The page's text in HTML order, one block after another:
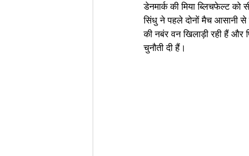
डेनमार्क की मिया ब्लिचफेल्ट
सिंधु ने पहले दोनों मैच आसानी
की नबंर वन खिलाड़ी रही हैं और
चुनौती दी हैं।